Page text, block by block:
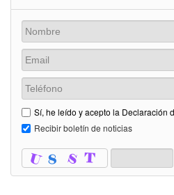
Sí, he leído y acepto la Declaración
Recibir boletín de noticias